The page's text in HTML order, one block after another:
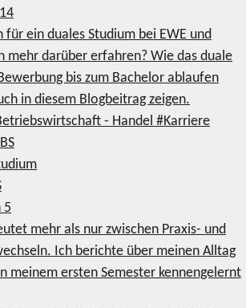
14
ein duales Studium bei EWE und
mehr darüber erfahren? Wie das duale
bis zum Bachelor ablaufen
in diesem Blogbeitrag zeigen.
- Handel #Karriere
5
mehr als nur zwischen Praxis- und
Ich berichte über meinen Alltag
meinem ersten Semester kennengelernt